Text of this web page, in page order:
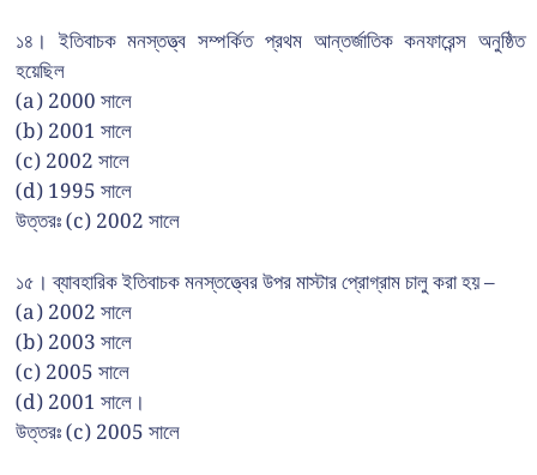
১৪। ইতিবাচক মনস্তত্ত্ব সম্পর্কিত প্রথম আন্তর্জাতিক কনফারেন্স অনুষ্ঠিত
হয়েছিল
(a) 2000 সালে
(b) 2001 সালে
(c) 2002 সালে
(d) 1995 সালে
উত্তরঃ (c) 2002 সালে
১৫। ব্যাবহারিক ইতিবাচক মনস্তত্ত্বের উপর মাস্টার প্রোগ্রাম চালু করা হয় –
(a) 2002 সালে
(b) 2003 সালে
(c) 2005 সালে
(d) 2001 সালে।
উত্তরঃ (c) 2005 সালে